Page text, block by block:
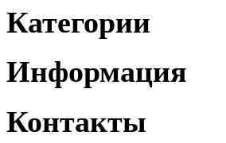
Категории
Информация
Контакты